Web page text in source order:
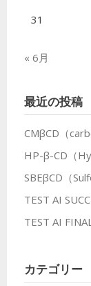
31
« 6月
最近の投稿
CMβCD（
HP-β-CD（
SBEβCD（
TEST AI
TEST AI
カテゴリー